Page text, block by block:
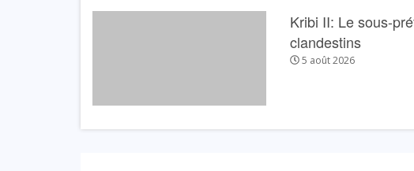
Kribi II: Le sous-
clandestins
5 août 2026
service de Bange Bank
régional annexe de Kribi bientôt renforcé
1 AOÛT 2026